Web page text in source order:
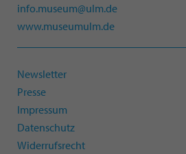
info.museum@ulm.de
www.museumulm.de
Newsletter
Presse
Impressum
Datenschutz
Widerrufsrecht